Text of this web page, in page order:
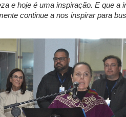
e hoje é uma inspiração. E que a
continue a nos inspirar para